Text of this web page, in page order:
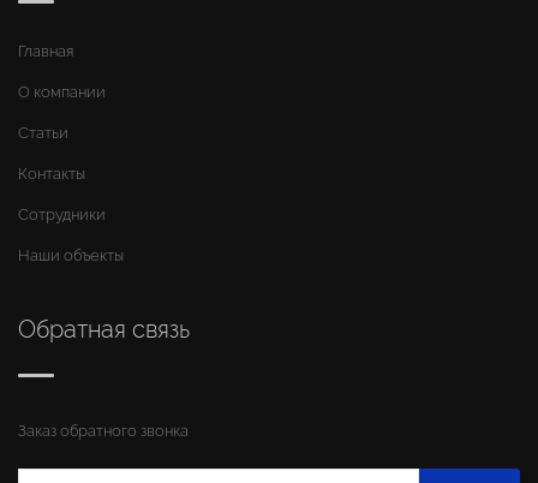
Главная
О компании
Статьи
Контакты
Сотрудники
Наши объекты
Обратная связь
Заказ обратного звонка